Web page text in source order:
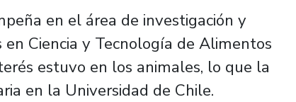
en el área de investigación y
Ciencia y Tecnología de Alimentos
estuvo en los animales, lo que la
en la Universidad de Chile.